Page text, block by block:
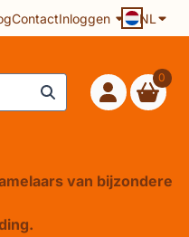
ContactInloggen NL
0
van bijzondere